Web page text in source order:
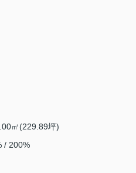
㎡(229.89坪)
/ 200%